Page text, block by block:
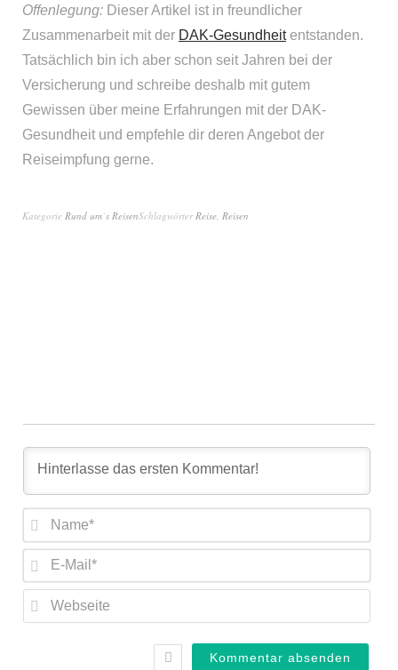
Offenlegung: Dieser Artikel ist in freundlicher
Zusammenarbeit mit der DAK-Gesundheitentstanden.
Tatsächlich bin ich aber schon seit Jahren bei der
Versicherung und schreibe deshalb mit gutem
Gewissen über meine Erfahrungen mit der DAK-
Gesundheit und empfehle dir deren Angebot der
Reiseimpfung gerne.
Kategorie Rund um´s ReisenSchlagwörterReise, Reisen